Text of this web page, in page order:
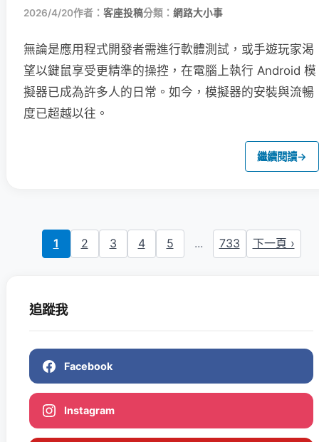
2026/4/20作者： 客座投稿分類： 網路大小事
無論是應用程式開發者需進行軟體測試，或手遊玩家渴
望以鍵鼠享受更精準的操控，在電腦上執行 Android 模
擬器已成為許多人的日常。如今，模擬器的安裝與流暢
度已超越以往。
繼續閱讀→
1 2 3 4 5 ... 733 下一頁 ›
追蹤我
Facebook
Instagram